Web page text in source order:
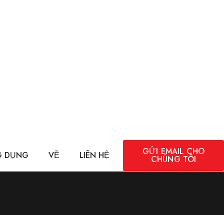
DỤNG VỀ LIÊN HỆ GỬI EMAIL CHO
CHÚNG TÔI